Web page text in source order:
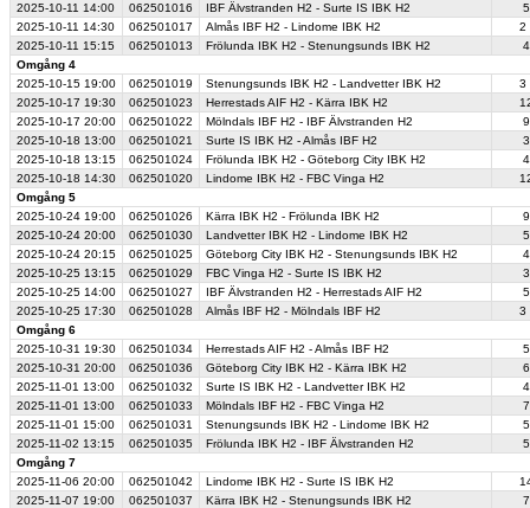
2025-10-11 14:00 062501016 IBF Älvstranden H2 - Surte IS IBK H2
2025-10-11 14:30 062501017 Almås IBF H2 - Lindome IBK H2
2
2025-10-11 15:15 062501013 Frölunda IBK H2 - Stenungsunds IBK H2
Omgång 4
2025-10-15 19:00 062501019 Stenungsunds IBK H2 - Landvetter IBK H2
3
2025-10-17 19:30 062501023 Herrestads AIF H2 - Kärra IBK H2
2025-10-17 20:00 062501022 Mölndals IBF H2 - IBF Älvstranden H2
2025-10-18 13:00 062501021 Surte IS IBK H2 - Almås IBF H2
2025-10-18 13:15 062501024 Frölunda IBK H2 - Göteborg City IBK H2
2025-10-18 14:30 062501020 Lindome IBK H2 - FBC Vinga H2
Omgång 5
2025-10-24 19:00 062501026 Kärra IBK H2 - Frölunda IBK H2
2025-10-24 20:00 062501030 Landvetter IBK H2 - Lindome IBK H2
2025-10-24 20:15 062501025 Göteborg City IBK H2 - Stenungsunds IBK H2
2025-10-25 13:15 062501029 FBC Vinga H2 - Surte IS IBK H2
2025-10-25 14:00 062501027 IBF Älvstranden H2 - Herrestads AIF H2
2025-10-25 17:30 062501028 Almås IBF H2 - Mölndals IBF H2
3
Omgång 6
2025-10-31 19:30 062501034 Herrestads AIF H2 - Almås IBF H2
2025-10-31 20:00 062501036 Göteborg City IBK H2 - Kärra IBK H2
2025-11-01 13:00 062501032 Surte IS IBK H2 - Landvetter IBK H2
2025-11-01 13:00 062501033 Mölndals IBF H2 - FBC Vinga H2
2025-11-01 15:00 062501031 Stenungsunds IBK H2 - Lindome IBK H2
2025-11-02 13:15 062501035 Frölunda IBK H2 - IBF Älvstranden H2
Omgång 7
2025-11-06 20:00 062501042 Lindome IBK H2 - Surte IS IBK H2
2025-11-07 19:00 062501037 Kärra IBK H2 - Stenungsunds IBK H2